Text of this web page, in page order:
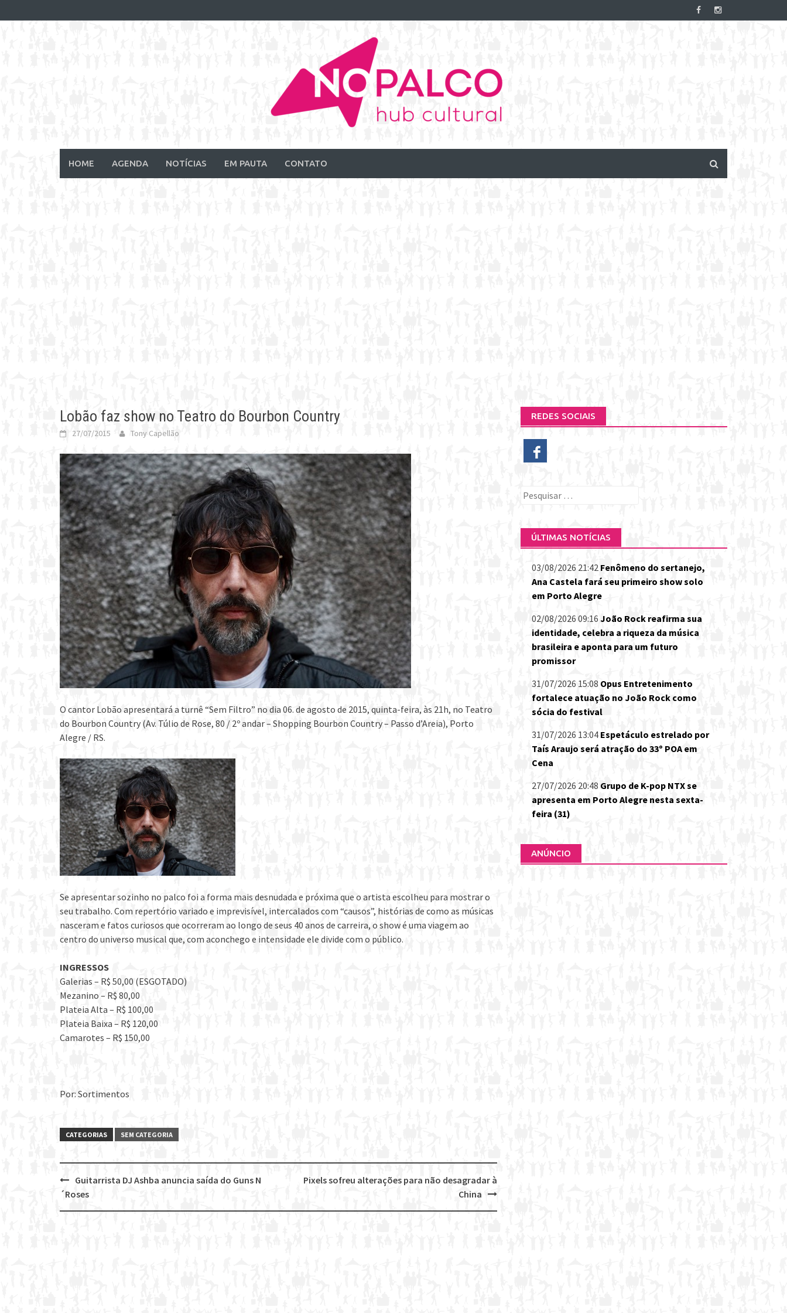
to
HOME AGENDA NOTÍCIAS EM PAUTA CONTATO
Lobão faz show no Teatro do Bourbon Country
27/07/2015 Tony Capellão
O cantor Lobão apresentará a turnê “Sem Filtro” no dia 06. de agosto de 2015, quinta-feira, às 21h, no Teatro
do Bourbon Country (Av. Túlio de Rose, 80 / 2º andar – Shopping Bourbon Country – Passo d’Areia), Porto
Alegre / RS.
Se apresentar sozinho no palco foi a forma mais desnudada e próxima que o artista escolheu para mostrar o
seu trabalho. Com repertório variado e imprevisível, intercalados com “causos”, histórias de como as músicas
nasceram e fatos curiosos que ocorreram ao longo de seus 40 anos de carreira, o show é uma viagem ao
centro do universo musical que, com aconchego e intensidade ele divide com o público.
INGRESSOS
Galerias – R$ 50,00 (ESGOTADO)
Mezanino – R$ 80,00
Plateia Alta – R$ 100,00
Plateia Baixa – R$ 120,00
Camarotes – R$ 150,00
Por: Sortimentos
CATEGORIAS SEM CATEGORIA
Post
navigation
Pixels sofreu alterações para não desagradar à
China
Guitarrista DJ Ashba anuncia saída do Guns N
´Roses
REDES SOCIAIS
Pesquisar
ÚLTIMAS NOTÍCIAS
03/08/2026 21:42 Fenômeno do sertanejo,
Ana Castela fará seu primeiro show solo
em Porto Alegre
02/08/2026 09:16 João Rock reafirma sua
identidade, celebra a riqueza da música
brasileira e aponta para um futuro
promissor
31/07/2026 15:08 Opus Entretenimento
fortalece atuação no João Rock como
sócia do festival
31/07/2026 13:04 Espetáculo estrelado por
Taís Araujo será atração do 33º POA em
Cena
27/07/2026 20:48 Grupo de K-pop NTX se
apresenta em Porto Alegre nesta sexta-
feira (31)
ANÚNCIO